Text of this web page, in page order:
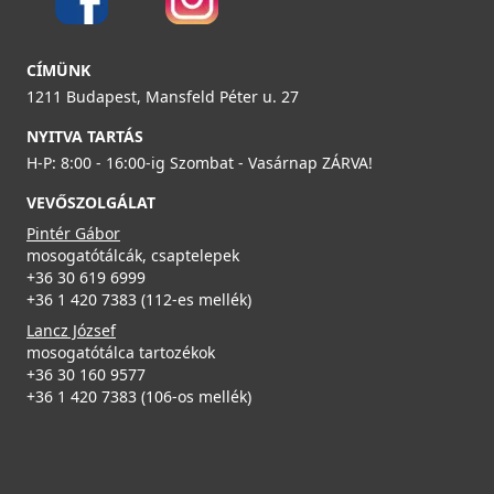
ELLECI - Takarólap 3,5" manual szűrőhöz inox - Kifutó
termék!
Részletek
CÍMÜNK
1211 Budapest, Mansfeld Péter u. 27
NYITVA TARTÁS
H-P: 8:00 - 16:00-ig Szombat - Vasárnap ZÁRVA!
VEVŐSZOLGÁLAT
Pintér Gábor
mosogatótálcák, csaptelepek
+36 30 619 6999
+36 1 420 7383 (112-es mellék)
Lancz József
mosogatótálca tartozékok
+36 30 160 9577
+36 1 420 7383 (106-os mellék)